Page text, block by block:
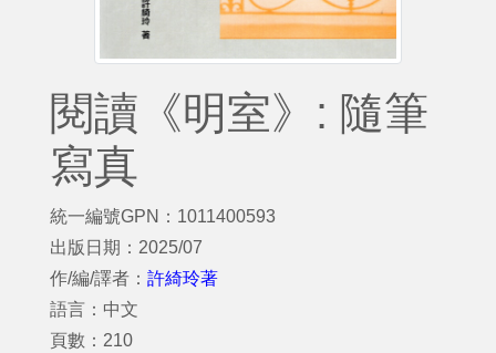
閱讀《明室》: 隨筆
寫真
統一編號GPN：1011400593
出版日期：2025/07
作/編/譯者： 許綺玲著
語言：中文
頁數：210